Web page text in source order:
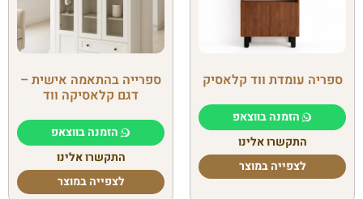
ספריה עומדת ווד קלאסיק
הזמנה בווצאפ
התקשרו אלינו
לצפייה במוצר
ספרייה בהתאמה אישית –
דגם קלאסיקה ווד
הזמנה בווצאפ
התקשרו אלינו
לצפייה במוצר